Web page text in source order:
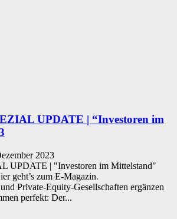
UPDATE | “Investoren im
2023
UPDATE | "Investoren im Mittelstand"
geht’s zum E-Magazin.
Private-Equity-Gesellschaften ergänzen
perfekt: Der...